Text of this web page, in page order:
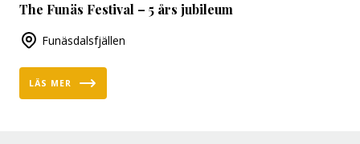
The Funäs Festival – 5 års jubileum
Funäsdalsfjällen
LÄS MER